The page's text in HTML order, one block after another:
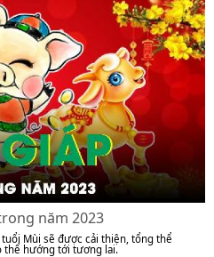
năm 2023
Mùi sẽ được cải thiện, tổng thể
thể hướng tới tương lai.